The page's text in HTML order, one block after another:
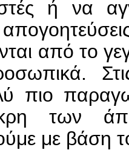
ή να
από το
πιο
των
με βάση